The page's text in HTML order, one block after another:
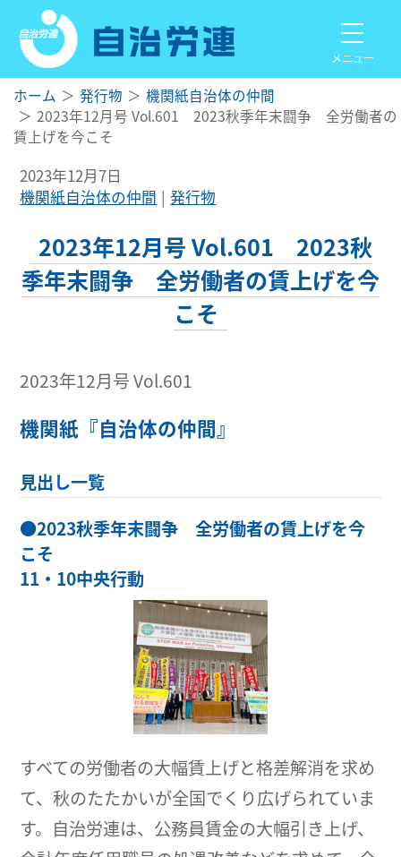
メニュー
ホーム 発行物
機関紙自治体の仲間
2023年12月号 Vol.601 2023秋季年末闘争 全労働者の
賃上げを今こそ
2023年12月7日
機関紙自治体の仲間
発行物
2023年12月号 Vol.601 2023秋
季年末闘争 全労働者の賃上げを今
こそ
2023年12月号 Vol.601
機関紙『自治体の仲間』
見出し一覧
●2023秋季年末闘争 全労働者の賃上げを今
こそ
11・10中央行動
すべての労働者の大幅賃上げと格差解消を求め
て、秋のたたかいが全国でくり広げられていま
す。自治労連は、公務員賃金の大幅引き上げ、